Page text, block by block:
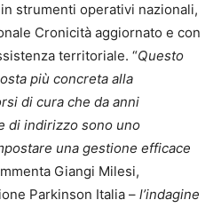
strumenti operativi nazionali,
Cronicità aggiornato e con
territoriale. “Questo
più concreta alla
di cura che da anni
di indirizzo sono uno
una gestione efficace
Giangi Milesi,
Parkinson Italia – l’indagine